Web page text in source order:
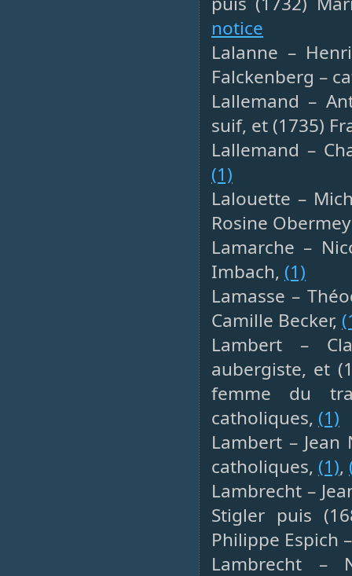
notice
Lalanne –
Falckenberg –
Lallemand –
suif, et (1735)
Lallemand –
(1)
Lalouette –
Rosine
Lamarche –
Imbach, (1)
Lamasse –
Camille Becker,
Lambert –
aubergiste, et
femme du
catholiques, (1)
Lambert –
catholiques, (1),
Lambrecht –
Stigler puis
Philippe Espich
Lambrecht –